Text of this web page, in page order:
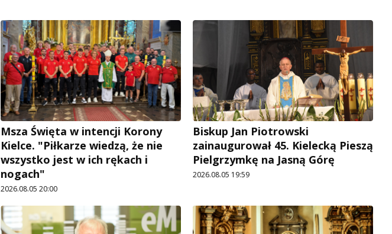
Msza Święta w intencji Korony
Kielce. "Piłkarze wiedzą, że nie
wszystko jest w ich rękach i
nogach"
2026.08.05 20:00
Biskup Jan Piotrowski
zainaugurował 45. Kielecką Pieszą
Pielgrzymkę na Jasną Górę
2026.08.05 19:59